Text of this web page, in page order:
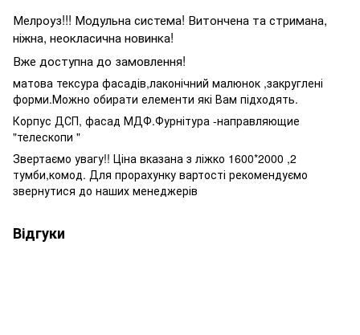
Мелроуз!!! Модульна система! Витончена та стримана,
ніжна, неокласична новинка!
Вже доступна до замовлення!
матова тексура фасадів,лаконічний малюнок ,закруглені
форми.Можно обирати елементи які Вам підходять.
Корпус ДСП, фасад МДФ.Фурнітура -направляющие
"телескопи "
Звертаємо увагу!! Ціна вказана з ліжко 1600*2000 ,2
тумби,комод. Для прорахунку вартості рекомендуємо
звернутися до наших менеджерів
Відгуки